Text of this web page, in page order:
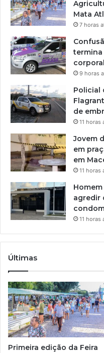
Mata
7 horas
termina
9 horas
Policial
de
11 horas
Jovem
em
em
11 horas
agredir
11 horas
Últimas
Primeira edição da Feira